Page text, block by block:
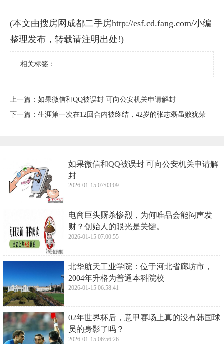
(本文由搜房网成都二手房http://esf.cd.fang.com/小编
整理发布，转载请注明出处!)
相关标签：
上一篇： ​如果微信和QQ被误封 可向公安机关申请解封
下一篇： ​生涯第一次在12回合内被终结，42岁的张志磊虽败犹荣
​如果微信和QQ被误封 可向公安机关申请解
封
2026-01-15 07:03:09
​电商巨头厮杀惨烈，为何唯品会能闷声发
财？创始人的眼光是关键。
2026-01-15 07:00:55
​北华航天工业学院：位于河北省廊坊市，
2004年升格为普通本科院校
2026-01-15 06:58:41
​02年世界杯后，意甲赛场上真的没有韩国球
员的身影了吗？
2026-01-15 06:56:26